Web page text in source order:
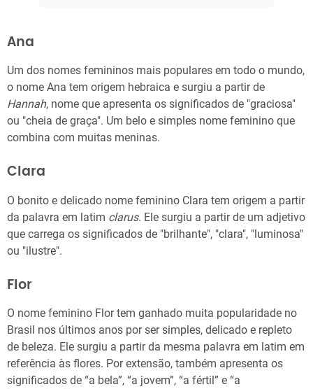
Ana
Um dos nomes femininos mais populares em todo o mundo,
o nome Ana tem origem hebraica e surgiu a partir de
Hannah, nome que apresenta os significados de "graciosa"
ou "cheia de graça". Um belo e simples nome feminino que
combina com muitas meninas.
Clara
O bonito e delicado nome feminino Clara tem origem a partir
da palavra em latim clarus. Ele surgiu a partir de um adjetivo
que carrega os significados de "brilhante", "clara", "luminosa"
ou "ilustre".
Flor
O nome feminino Flor tem ganhado muita popularidade no
Brasil nos últimos anos por ser simples, delicado e repleto
de beleza. Ele surgiu a partir da mesma palavra em latim em
referência às flores. Por extensão, também apresenta os
significados de “a bela”, “a jovem”, “a fértil” e “a